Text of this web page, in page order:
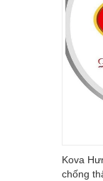
Kova
chống